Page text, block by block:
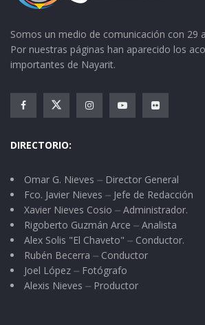
Somos un medio de comunicación con 29
Por nuestras páginas han aparecido los
importantes de Nayarit.
DIRECTORIO:
Omar G. Nieves ⏤ Director General
Fco. Javier Nieves ⏤ Jefe de Redacción
Xavier Nieves Cosio ⏤ Administrador.
Rigoberto Guzmán Arce ⏤ Analista
Alex Solis "El Chaveto" ⏤ Conductor.
Rubén Becerra ⏤ Conductor
Joel López ⏤ Fotógrafo
Alexis Nieves ⏤ Productor